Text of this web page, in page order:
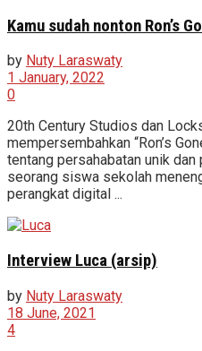
Kamu sudah nonton Ron’s
by Nuty Laraswaty
1 January, 2022
0
20th Century Studios dan
mempersembahkan “Ron’s
tentang persahabatan unik dan
seorang siswa sekolah
perangkat digital ...
Interview Luca (arsip)
by Nuty Laraswaty
18 June, 2021
4